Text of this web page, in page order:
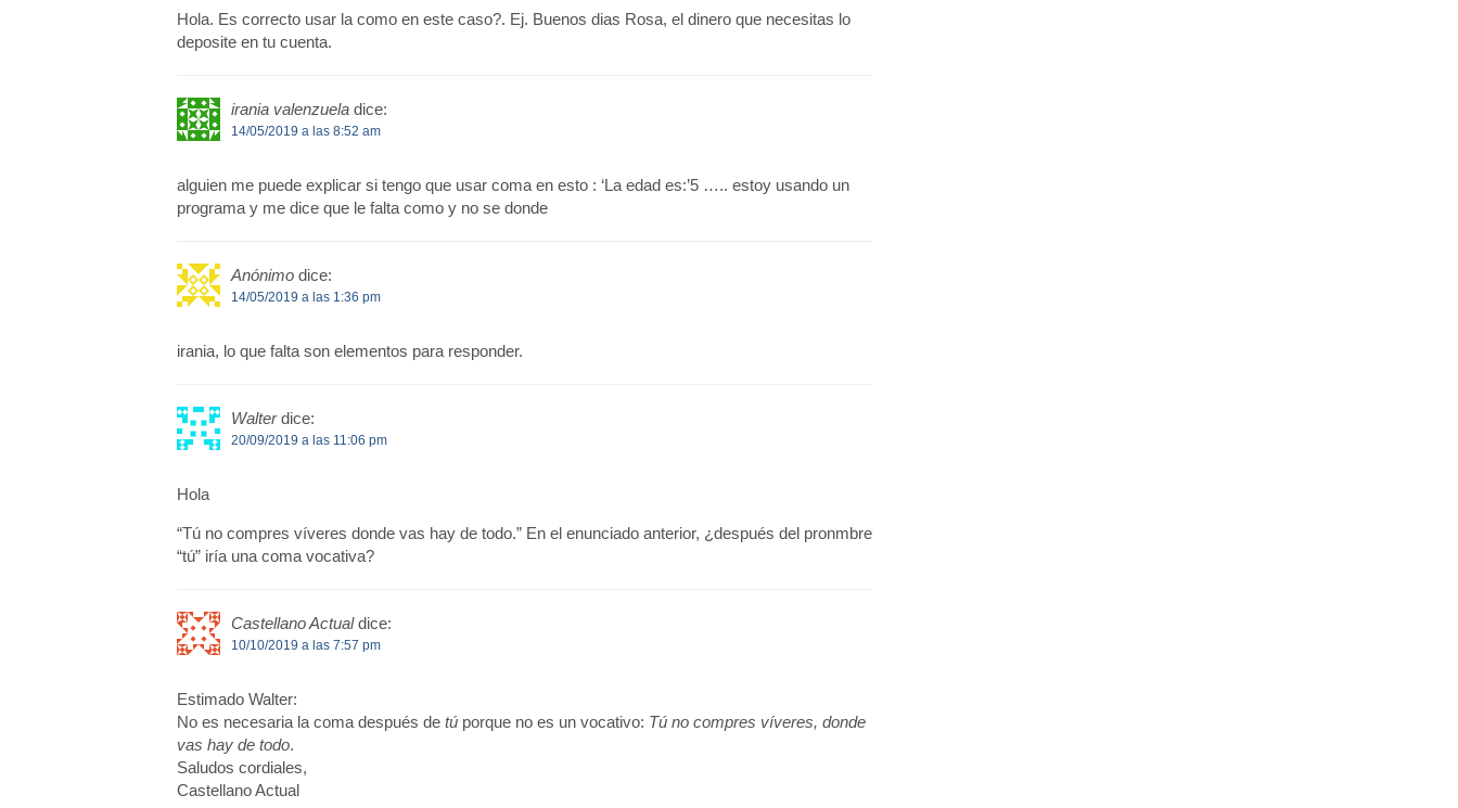
Hola. Es correcto usar la como en este caso?. Ej. Buenos dias Rosa, el dinero que necesitas lo
deposite en tu cuenta.
irania valenzuela dice:
14/05/2019 a las 8:52 am
alguien me puede explicar si tengo que usar coma en esto : ‘La edad es:’5 ….. estoy usando un
programa y me dice que le falta como y no se donde
Anónimo dice:
14/05/2019 a las 1:36 pm
irania, lo que falta son elementos para responder.
Walter dice:
20/09/2019 a las 11:06 pm
Hola
“Tú no compres víveres donde vas hay de todo.” En el enunciado anterior, ¿después del pronmbre
“tú” iría una coma vocativa?
Castellano Actual dice:
10/10/2019 a las 7:57 pm
Estimado Walter:
No es necesaria la coma después de túporque no es un vocativo: Tú no compres víveres, donde
vas hay de todo.
Saludos cordiales,
Castellano Actual